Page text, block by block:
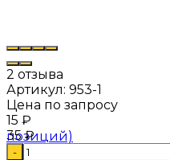
2 отзыва
Артикул: 953-1
Цена по запросу
15 ₽
35₽
-